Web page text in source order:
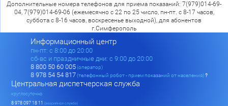
Дополнительные номера телефонов для приема показаний: 7(979)014-69-
04, 7(979)014-69-06 (ежемесячно с 22 по 25 число, пн-пт. с 8-17 часов,
суббота с 8-16 часов, воскресенье выходной), для абонентов
г.Симферополь
Информационный центр
пн-пт: c 8:00 до 20:00
сб-вс и праздничные дни: с 9:00 до 20:00
8 800 50 60 005(оператор)
8 978 54 54 817(телефонный робот - прием показаний от населения)?
Центральная диспетчерская служба
круглосуточно
8 978 097 18 11 (аварийная служба)